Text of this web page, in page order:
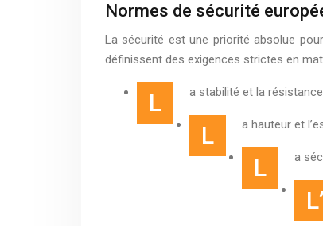
Normes de sécurité
La sécurité est une priorité absolue
définissent des exigences strictes en
L a stabilité et la
L a hauteur et
L a
L’